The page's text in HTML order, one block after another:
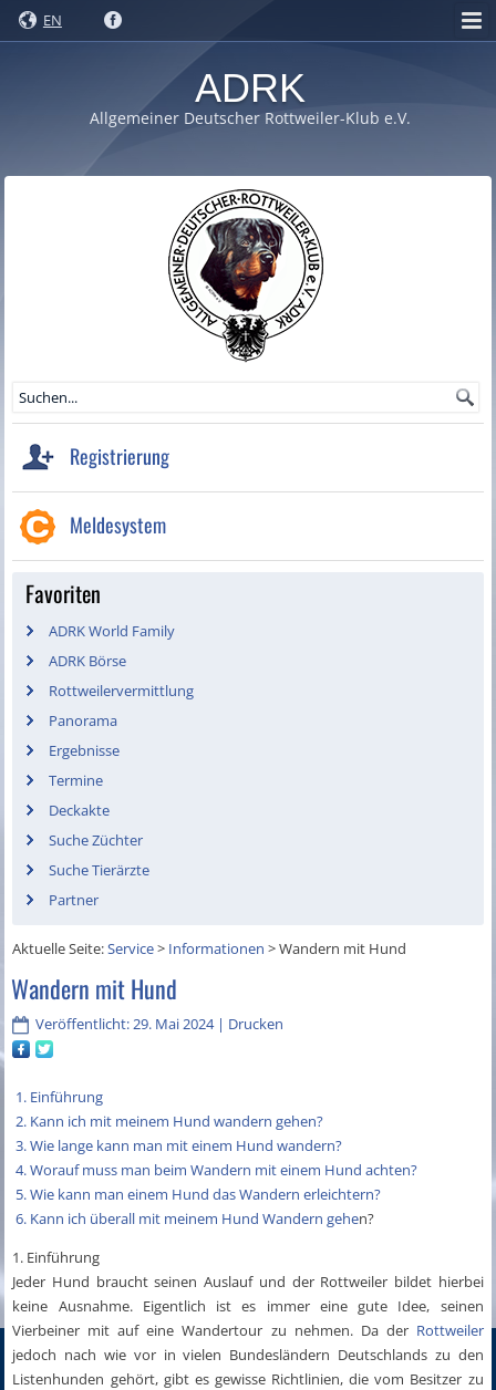
EN
ADRK
Allgemeiner Deutscher Rottweiler-Klub e.V.
Registrierung
Meldesystem
Favoriten
ADRK World Family
ADRK Börse
Rottweilervermittlung
Panorama
Ergebnisse
Termine
Deckakte
Suche Züchter
Suche Tierärzte
Partner
Aktuelle Seite:Service> Informationen >Wandern mit Hund
Wandern mit Hund
Veröffentlicht: 29. Mai 2024| Drucken
1. Einführung
2. Kann ich mit meinem Hund wandern gehen?
3. Wie lange kann man mit einem Hund wandern?
4. Worauf muss man beim Wandern mit einem Hund achten?
5. Wie kann man einem Hund das Wandern erleichtern?
6. Kann ich überall mit meinem Hund Wandern gehen?
1. Einführung
Jeder Hund braucht seinen Auslauf und der Rottweiler bildet hierbei
keine Ausnahme. Eigentlich ist es immer eine gute Idee, seinen
Vierbeiner mit auf eine Wandertour zu nehmen. Da der Rottweiler
jedoch nach wie vor in vielen Bundesländern Deutschlands zu den
Listenhunden gehört, gibt es gewisse Richtlinien, die vom Besitzer zu